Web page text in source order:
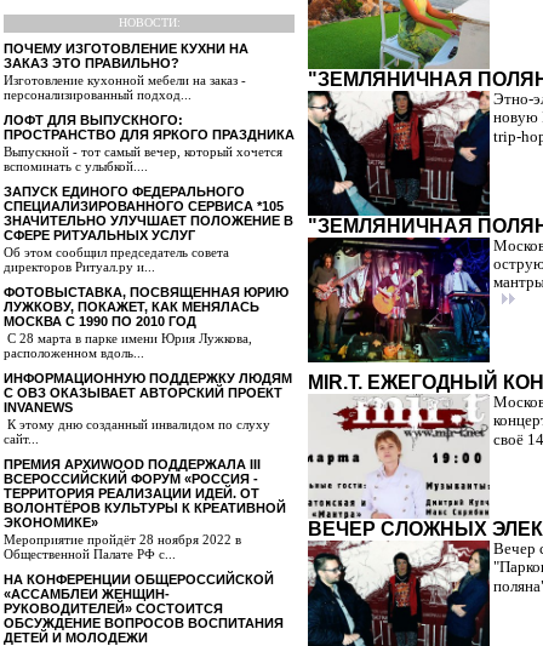
НОВОСТИ:
ПОЧЕМУ ИЗГОТОВЛЕНИЕ КУХНИ НА
ЗАКАЗ ЭТО ПРАВИЛЬНО?
Изготовление кухонной мебели на заказ -
персонализированный подход...
ЛОФТ ДЛЯ ВЫПУСКНОГО:
ПРОСТРАНСТВО ДЛЯ ЯРКОГО ПРАЗДНИКА
Выпускной - тот самый вечер, который хочется
вспоминать с улыбкой....
ЗАПУСК ЕДИНОГО ФЕДЕРАЛЬНОГО
СПЕЦИАЛИЗИРОВАННОГО СЕРВИСА *105
ЗНАЧИТЕЛЬНО УЛУЧШАЕТ ПОЛОЖЕНИЕ В
СФЕРЕ РИТУАЛЬНЫХ УСЛУГ
Об этом сообщил председатель совета
директоров Ритуал.ру и...
ФОТОВЫСТАВКА, ПОСВЯЩЕННАЯ ЮРИЮ
ЛУЖКОВУ, ПОКАЖЕТ, КАК МЕНЯЛАСЬ
МОСКВА С 1990 ПО 2010 ГОД
С 28 марта в парке имени Юрия Лужкова,
расположенном вдоль...
ИНФОРМАЦИОННУЮ ПОДДЕРЖКУ ЛЮДЯМ
С ОВЗ ОКАЗЫВАЕТ АВТОРСКИЙ ПРОЕКТ
INVANEWS
К этому дню созданный инвалидом по слуху
сайт...
ПРЕМИЯ АРХИWOOD ПОДДЕРЖАЛА III
ВСЕРОССИЙСКИЙ ФОРУМ «РОССИЯ -
ТЕРРИТОРИЯ РЕАЛИЗАЦИИ ИДЕЙ. ОТ
ВОЛОНТЁРОВ КУЛЬТУРЫ К КРЕАТИВНОЙ
ЭКОНОМИКЕ»
Мероприятие пройдёт 28 ноября 2022 в
Общественной Палате РФ с...
НА КОНФЕРЕНЦИИ ОБЩЕРОССИЙСКОЙ
«АССАМБЛЕИ ЖЕНЩИН-
РУКОВОДИТЕЛЕЙ» СОСТОИТСЯ
ОБСУЖДЕНИЕ ВОПРОСОВ ВОСПИТАНИЯ
ДЕТЕЙ И МОЛОДЕЖИ
"ЗЕМЛЯНИЧНАЯ
Этно-
новую
trip-
"ЗЕМЛЯНИЧНАЯ
MIR.T. ЕЖЕГОДНЫЙ
своё
ВЕЧЕР СЛОЖНЫХ
Вечер